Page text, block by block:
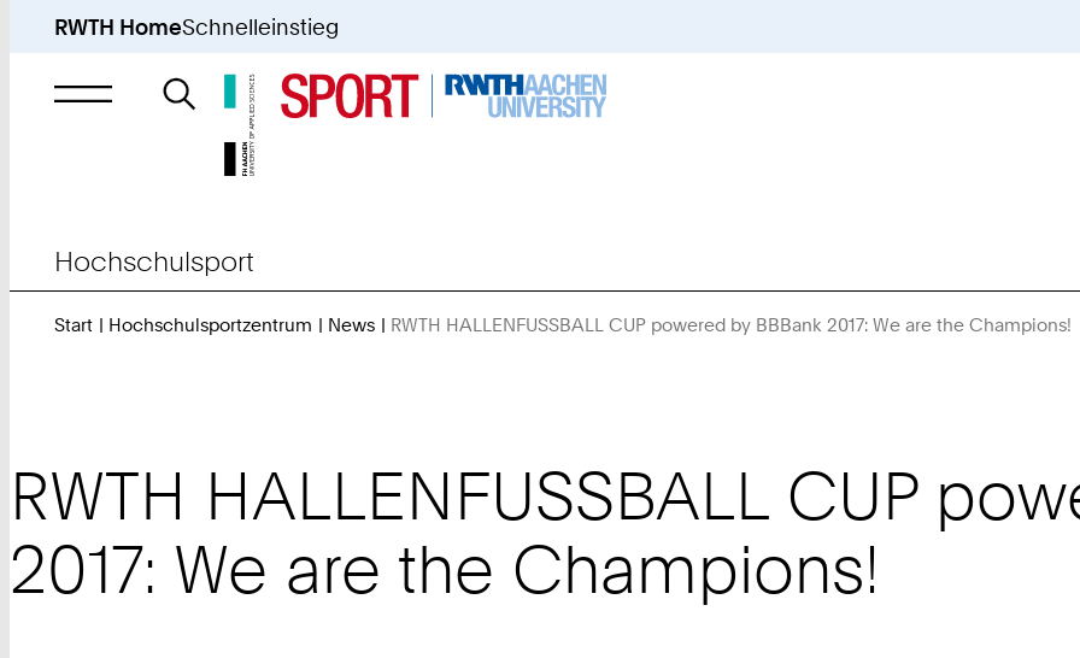
RWTH HomeSchnelleinstieg
Suche
nach
Hochschulsport
Start Hochschulsportzentrum News RWTH HALLENFUSSBALL CUP powered by BBBank 2017: We are the Champions!
RWTH HALLENFUSSBALL CUP
2017: We are the Champions!